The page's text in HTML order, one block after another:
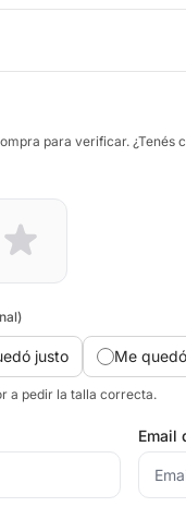
para verificar. ¿Tenés
justo Me
a pedir la talla correcta.
Email